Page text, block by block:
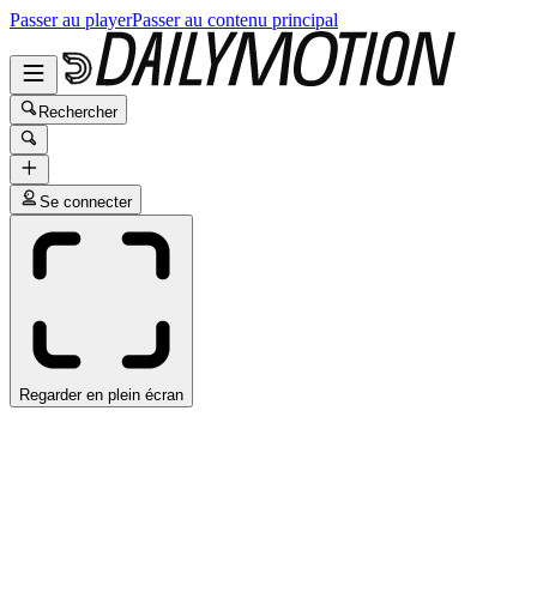
Passer au playerPasser au contenu principal
Rechercher
Se connecter
Regarder en plein écran